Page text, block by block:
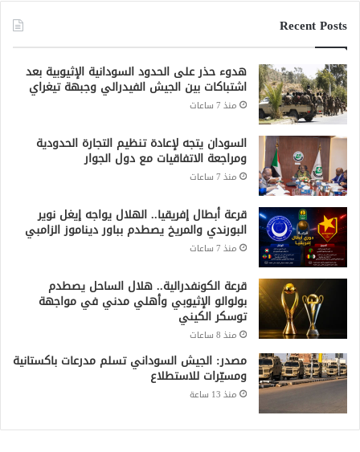
Recent Posts
هدوء حذر على الحدود السودانية الإثيوبية بعد
اشتباكات بين الجيش الفيدرالي وجبهة تيغراي
منذ 7 ساعات
السودان يتجه لإعادة تنظيم التجارة الحدودية
ومراجعة الاتفاقيات مع دول الجوار
منذ 7 ساعات
قرعة أبطال إفريقيا.. الهلال يواجه إيغل نوير
البورندي والمريخ يصطدم بباور ديناموز الزامبي
منذ 7 ساعات
قرعة الكونفدرالية.. هلال الساحل يصطدم
بولوالو الإثيوبي وأهلي مدني في مواجهة
توسكر الكيني
منذ 8 ساعات
مصدر: الجيش السوداني تسلم مدرعات باكستانية
ومسيّرات للاستطلاع
منذ 13 ساعة